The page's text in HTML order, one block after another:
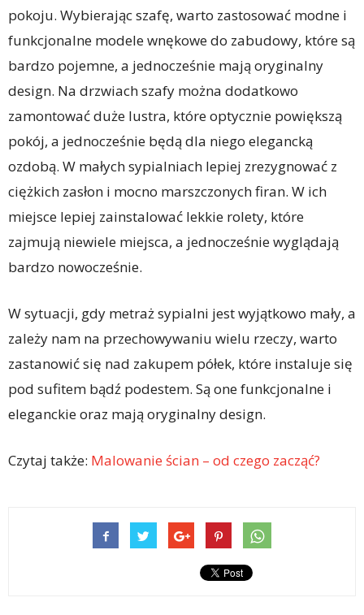
pokoju. Wybierając szafę, warto zastosować modne i
funkcjonalne modele wnękowe do zabudowy, które są
bardzo pojemne, a jednocześnie mają oryginalny
design. Na drzwiach szafy można dodatkowo
zamontować duże lustra, które optycznie powiększą
pokój, a jednocześnie będą dla niego elegancką
ozdobą. W małych sypialniach lepiej zrezygnować z
ciężkich zasłon i mocno marszczonych firan. W ich
miejsce lepiej zainstalować lekkie rolety, które
zajmują niewiele miejsca, a jednocześnie wyglądają
bardzo nowocześnie.
W sytuacji, gdy metraż sypialni jest wyjątkowo mały, a
zależy nam na przechowywaniu wielu rzeczy, warto
zastanowić się nad zakupem półek, które instaluje się
pod sufitem bądź podestem. Są one funkcjonalne i
eleganckie oraz mają oryginalny design.
Czytaj także: Malowanie ścian – od czego zacząć?